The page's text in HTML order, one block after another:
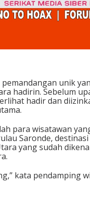
pemandangan unik
hadirin. Sebelum
hadir dan
para wisatawan
Saronde,
yang sudah
kata pendamping